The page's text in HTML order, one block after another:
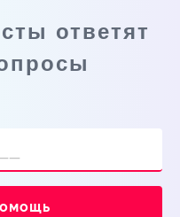
ответят